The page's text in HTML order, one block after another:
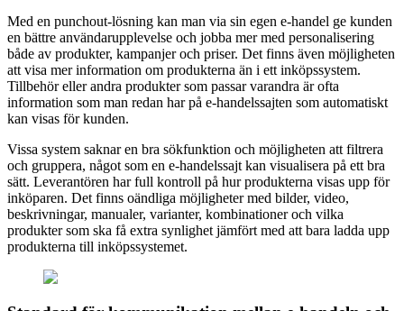
Med en punchout-lösning kan man via sin egen e-handel ge kunden
en bättre användarupplevelse och jobba mer med personalisering
både av produkter, kampanjer och priser. Det finns även möjligheten
att visa mer information om produkterna än i ett inköpssystem.
Tillbehör eller andra produkter som passar varandra är ofta
information som man redan har på e-handelssajten som automatiskt
kan visas för kunden.
Vissa system saknar en bra sökfunktion och möjligheten att filtrera
och gruppera, något som en e-handelssajt kan visualisera på ett bra
sätt. Leverantören har full kontroll på hur produkterna visas upp för
inköparen. Det finns oändliga möjligheter med bilder, video,
beskrivningar, manualer, varianter, kombinationer och vilka
produkter som ska få extra synlighet jämfört med att bara ladda upp
produkterna till inköpssystemet.